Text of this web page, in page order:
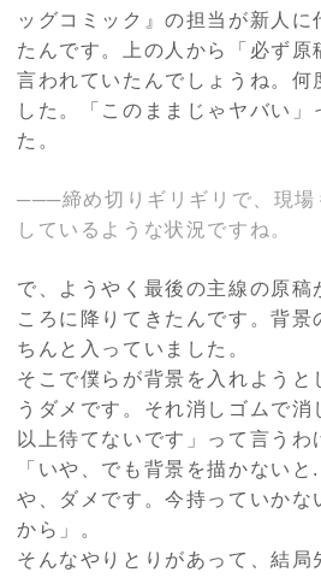
ッグコミック』の担当が新人に
たんです。上の人から「必ず原
言われていたんでしょうね。何
した。「このままじゃヤバい」
た。
───締め切りギリギリで、現場
しているような状況ですね。
で、ようやく最後の主線の原稿
ころに降りてきたんです。背景
ちんと入っていました。
そこで僕らが背景を入れようと
うダメです。それ消しゴムで消
以上待てないです」って言うわ
「いや、でも背景を描かない
や、ダメです。今持っていかな
から」。
そんなやりとりがあって、結局